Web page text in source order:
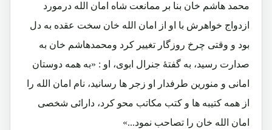
محمد هاشم خان بنا بر ممانعت شاه امان الله درمورد
ازدواج خواهرش با او از امان الله خان سخت عقده به دل
بود و وقتی چرخ روزگار تغییر کرد ومحمدهاشم خان به
صدارت رسید، به گفتۀ جنرال ابوی، او : «به همه دوستان
امانی و منورین طرفدار او زجر ها رسانید، نام امان الله را
از همه کتیبه ها و کتب مکاتب محو کرد، دارائی شخصی
امان الله خان را تصاحب نمود...»